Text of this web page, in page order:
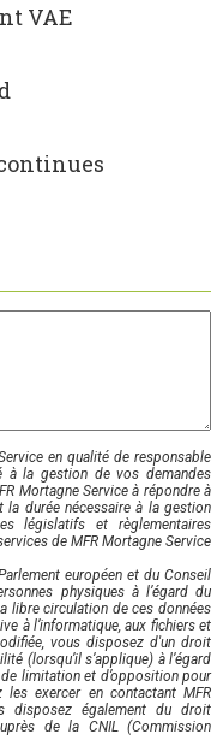
VAE
en qualité de responsable
à la gestion de vos demandes
Mortagne Service à répondre à
la durée nécessaire à la gestion
législatifs et règlementaires
de MFR Mortagne Service
européen et du Conseil
physiques à l’égard du
libre circulation de ces données
à l’informatique, aux fichiers et
vous disposez d'un droit
(lorsqu’il s’applique) à l’égard
limitation et d’opposition pour
exercer en contactant MFR
disposez également du droit
de la CNIL (Commission